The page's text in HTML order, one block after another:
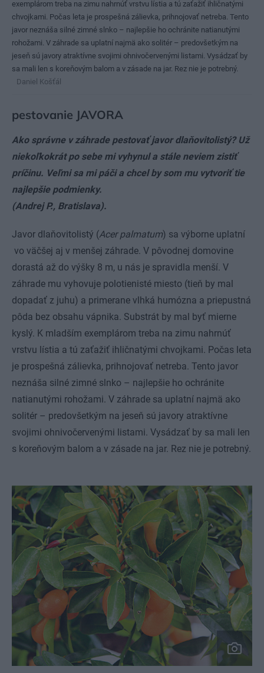
exemplárom treba na zimu nahrnúť vrstvu lístia a tú zaťažiť ihličnatými
chvojkami. Počas leta je prospešná zálievka, prihnojovať netreba. Tento
javor neznáša silné zimné slnko – najlepšie ho ochránite natianutými
rohožami. V záhrade sa uplatní najmä ako solitér – predovšetkým na
jeseň sú javory atraktívne svojimi ohnivočervenými listami. Vysádzať by
sa mali len s koreňovým balom a v zásade na jar. Rez nie je potrebný.
Daniel Košťál
pestovanie JAVORA
Ako správne v záhrade pestovať javor dlaňovitolistý? Už
niekoľkokrát po sebe mi vyhynul a stále neviem zistiť
príčinu. Veľmi sa mi páči a chcel by som mu vytvoriť tie
najlepšie podmienky.
(Andrej P., Bratislava).
Javor dlaňovitolistý (Acer palmatum) sa výborne uplatní
vo väčšej aj v menšej záhrade. V pôvodnej domovine
dorastá až do výšky 8 m, u nás je spravidla menší. V
záhrade mu vyhovuje polotienisté miesto (tieň by mal
dopadať z juhu) a primerane vlhká humózna a priepustná
pôda bez obsahu vápnika. Substrát by mal byť mierne
kyslý. K mladším exemplárom treba na zimu nahrnúť
vrstvu lístia a tú zaťažiť ihličnatými chvojkami. Počas leta
je prospešná zálievka, prihnojovať netreba. Tento javor
neznáša silné zimné slnko – najlepšie ho ochránite
natianutými rohožami. V záhrade sa uplatní najmä ako
solitér – predovšetkým na jeseň sú javory atraktívne
svojimi ohnivočervenými listami. Vysádzať by sa mali len
s koreňovým balom a v zásade na jar. Rez nie je potrebný.